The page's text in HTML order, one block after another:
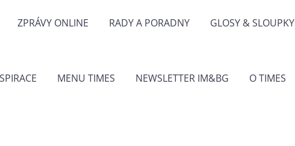
ZPRÁVY ONLINE RADY A PORADNY GLOSY & SLOUPKY
MENU TIMES NEWSLETTER IM&BG O TIMES